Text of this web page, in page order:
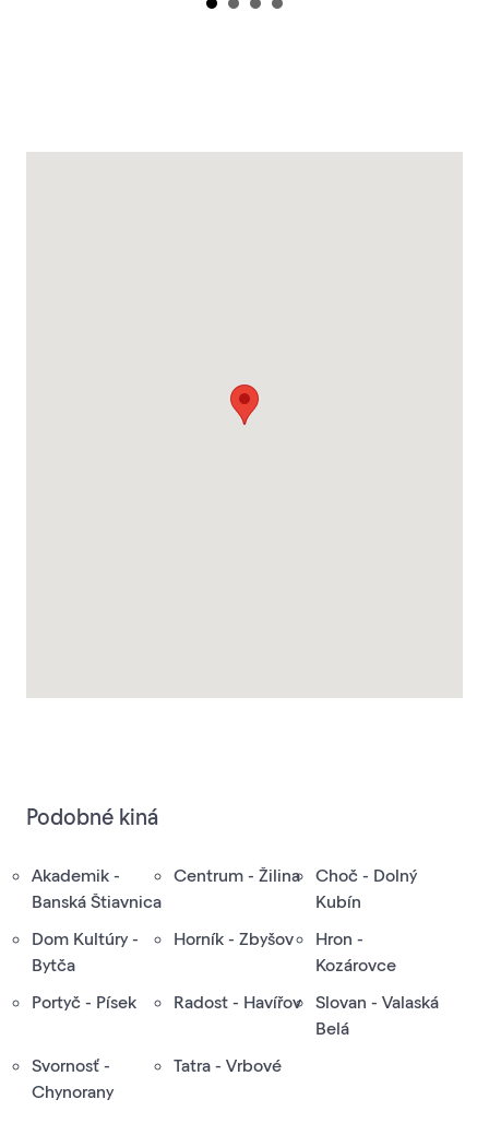
Podobné kiná
Akademik -
Banská Štiavnica
Centrum - Žilina
Choč - Dolný
Kubín
Dom Kultúry -
Bytča
Horník - Zbyšov
Hron -
Kozárovce
Portyč - Písek
Radost - Havířov
Slovan - Valaská
Belá
Svornosť -
Chynorany
Tatra - Vrbové